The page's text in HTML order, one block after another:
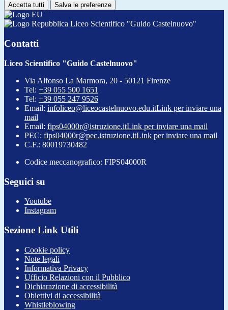
Accetta tutti Salva le preferenze
Liceo Scientifico "Guido Castelnuovo"
Contatti
Liceo Scientifico "Guido Castelnuovo"
Via Alfonso La Marmora, 20 - 50121 Firenze
Tel: +39 055 500 1651
Tel: +39 055 247 9526
Email: infoliceo@liceocastelnuovo.edu.itLink per inviare una
mail
Email: fips04000r@istruzione.itLink per inviare una mail
PEC: fips04000r@pec.istruzione.itLink per inviare una mail
C.F.: 80019730482
Codice meccanografico: FIPS04000R
Seguici su
Youtube
Instagram
Sezione Link Utili
Cookie policy
Note legali
Informativa Privacy
Ufficio Relazioni con il Pubblico
Dichiarazione di accessibilità
Obiettivi di accessibilità
Whistleblowing